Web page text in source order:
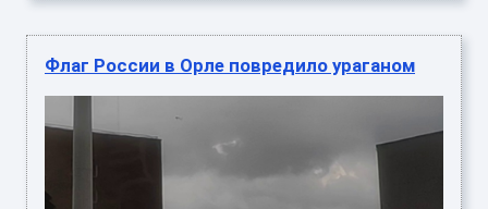
Флаг России в Орле повредило ураганом